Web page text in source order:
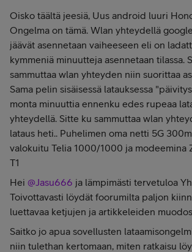
Oisko täältä jeesiä, Uus android luuri
Ongelma on tämä. Wlan yhteydellä
jäävät asennetaan vaiheeseen eli on
kymmeniä minuutteja asennetaan tilassa.
sammuttaa wlan yhteyden niin suorittaa
Sama pelin sisäisessä latauksessa
monta minuuttia ennenku edes rupeaa
yhteydellä. Sitte ku sammuttaa wlan
lataus heti.. Puhelimen oma netti 5G
valokuitu Telia 1000/1000 ja modeemina
T1
Hei ​ @Jasu666 ja lämpimästi tervetuloa
Toivottavasti löydät foorumilta paljon
luettavaa ketjujen ja artikkeleiden
Saitko jo apua sovellusten
niin tulethan kertomaan, miten ratkaisu